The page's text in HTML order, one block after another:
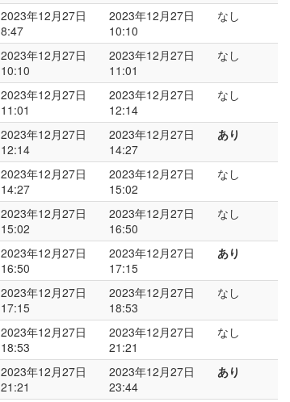
2023年12月27日
8:47
2023年12月27日
10:10
なし
2023年12月27日
10:10
2023年12月27日
11:01
なし
2023年12月27日
11:01
2023年12月27日
12:14
なし
2023年12月27日
12:14
2023年12月27日
14:27
あり
2023年12月27日
14:27
2023年12月27日
15:02
なし
2023年12月27日
15:02
2023年12月27日
16:50
なし
2023年12月27日
16:50
2023年12月27日
17:15
あり
2023年12月27日
17:15
2023年12月27日
18:53
なし
2023年12月27日
18:53
2023年12月27日
21:21
なし
2023年12月27日
21:21
2023年12月27日
23:44
あり